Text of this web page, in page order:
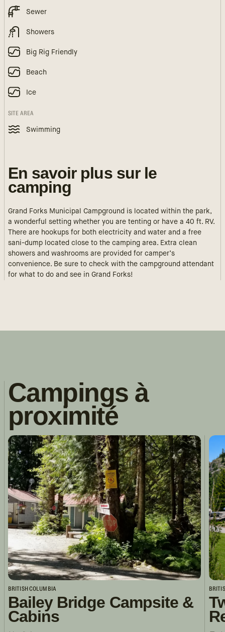
Sewer
Showers
Big Rig Friendly
Beach
Ice
SITE AREA
Swimming
En savoir plus sur le
camping
Grand Forks Municipal Campground is located within the park,
a wonderful setting whether you are tenting or have a 40 ft. RV.
There are hookups for both electricity and water and a free
sani-dump located close to the camping area. Extra clean
showers and washrooms are provided for camper’s
convenience. Be sure to check with the campground attendant
for what to do and see in Grand Forks!
Campings à
proximité
BRITISH COLUMBIA
Bailey Bridge Campsite &
Cabins